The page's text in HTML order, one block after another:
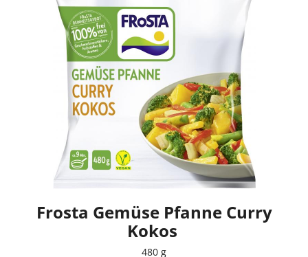
Frosta Gemüse Pfanne Curry
Kokos
480 g